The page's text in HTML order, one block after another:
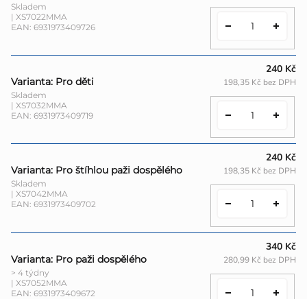
Skladem
| XS7022MMA
EAN: 6931973409726
Varianta: Pro děti
Skladem
| XS7032MMA
EAN: 6931973409719
240 Kč
198,35 Kč bez DPH
Varianta: Pro štíhlou paži dospělého
Skladem
| XS7042MMA
EAN: 6931973409702
240 Kč
198,35 Kč bez DPH
Varianta: Pro paži dospělého
> 4 týdny
| XS7052MMA
EAN: 6931973409672
340 Kč
280,99 Kč bez DPH